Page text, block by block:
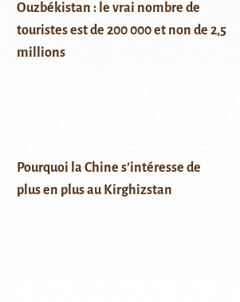
Ouzbékistan : le vrai nombre de
touristes est de 200 000 et non de 2,5
millions
Pourquoi la Chine s’intéresse de
plus en plus au Kirghizstan